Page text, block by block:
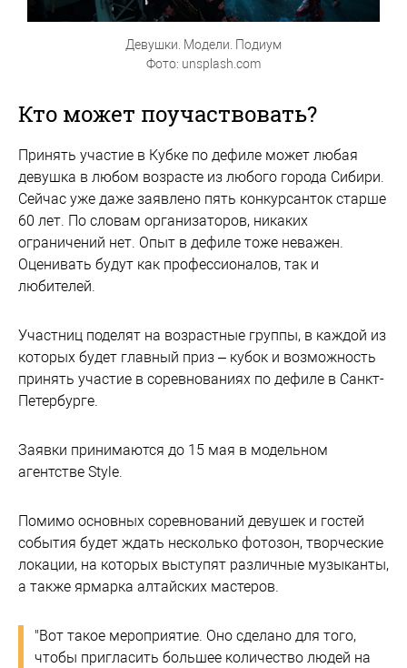
Девушки. Модели. Подиум
Фото: unsplash.com
Кто может поучаствовать?
Принять участие в Кубке по дефиле может любая
девушка в любом возрасте из любого города Сибири.
Сейчас уже даже заявлено пять конкурсанток старше
60 лет. По словам организаторов, никаких
ограничений нет. Опыт в дефиле тоже неважен.
Оценивать будут как профессионалов, так и
любителей.
Участниц поделят на возрастные группы, в каждой из
которых будет главный приз – кубок и возможность
принять участие в соревнованиях по дефиле в Санкт-
Петербурге.
Заявки принимаются до 15 мая в модельном
агентстве Style.
Помимо основных соревнований девушек и гостей
события будет ждать несколько фотозон, творческие
локации, на которых выступят различные музыканты,
а также ярмарка алтайских мастеров.
"Вот такое мероприятие. Оно сделано для того,
чтобы пригласить большее количество людей на